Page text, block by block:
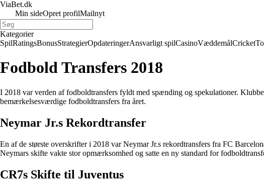
ViaBet.dk
Min sideOpret profilMailnyt
Kategorier
SpilRatingsBonusStrategierOpdateringerAnsvarligt spilCasinoVæddemålCricket
Fodbold Transfers 2018
I 2018 var verden af fodboldtransfers fyldt med spænding og spekulationer.
bemærkelsesværdige fodboldtransfers fra året.
Neymar Jr.s Rekordtransfer
En af de største overskrifter i 2018 var Neymar Jr.s rekordtransfers fra FC
Neymars skifte vakte stor opmærksomhed og satte en ny standard for
CR7s Skifte til Juventus